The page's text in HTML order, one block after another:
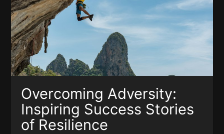
Overcoming Adversity:
Inspiring Success Stories
of Resilience